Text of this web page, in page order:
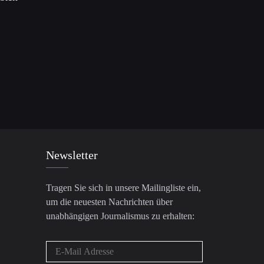
Newsletter
Tragen Sie sich in unsere Mailingliste ein,
um die neuesten Nachrichten über
unabhängigen Journalismus zu erhalten: